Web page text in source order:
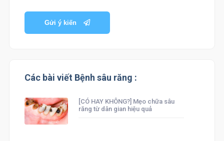
Gửi ý kiến
Các bài viết Bệnh sâu răng :
[CÓ HAY KHÔNG?] Mẹo chữa sâu
răng từ dân gian hiệu quả